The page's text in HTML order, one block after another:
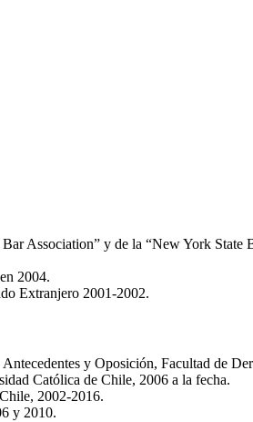
Association” y de la “New York State
2004.
Extranjero 2001-2002.
y Oposición, Facultad de
Católica de Chile, 2006 a la fecha.
2002-2016.
y 2010.